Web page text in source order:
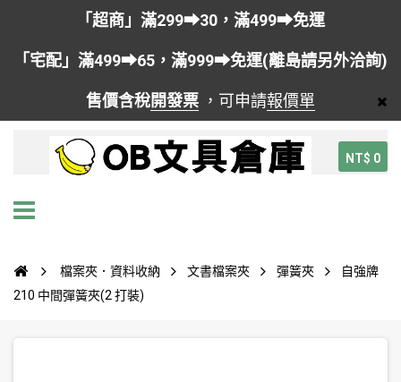
「超商」滿299➡30，滿499➡免運
「宅配」滿499➡65，滿999➡免運(離島請另外洽詢)
售價含稅開發票 ，可申請報價單
NT$ 0
檔案夾．資料收納 文書檔案夾 彈簧夾
自強牌
210 中間彈簧夾(2 打裝)